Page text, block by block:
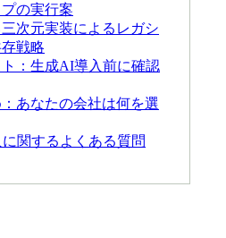
の実行案
次元実装によるレガシ
戦略
：生成AI導入前に確認
あなたの会社は何を選
関するよくある質問